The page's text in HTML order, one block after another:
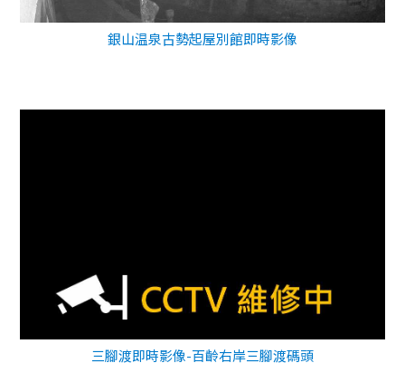
銀山温泉古勢起屋別館即時影像
三腳渡即時影像-百齡右岸三腳渡碼頭